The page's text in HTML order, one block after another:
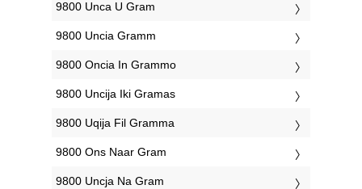
‎9800 Unca U Gram
‎9800 Uncia Gramm
‎9800 Oncia In Grammo
‎9800 Uncija Iki Gramas
‎9800 Uqija Fil Gramma
‎9800 Ons Naar Gram
‎9800 Uncja Na Gram